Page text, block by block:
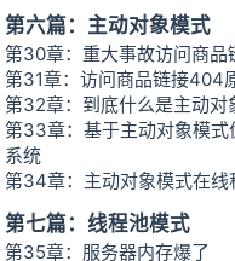
第六篇：主动对象模式
第30章：重大事故访问商
第31章：访问商品链接404
第32章：到底什么是主动对
第33章：基于主动对象模式
系统
第34章：主动对象模式在线
第七篇：线程池模式
第35章：服务器内存爆了